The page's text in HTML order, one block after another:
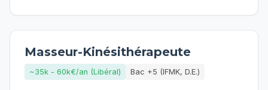
Masseur-Kinésithérapeute
~35k - 60k€/an (Libéral) Bac +5 (IFMK, D.E.)